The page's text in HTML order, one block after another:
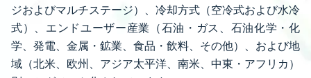
ジおよびマルチステージ）、冷却方式（空冷式および水冷
式）、エンドユーザー産業（石油・ガス、石油化学・化
学、発電、金属・鉱業、食品・飲料、その他）、および地
域（北米、欧州、アジア太平洋、南米、中東・アフリカ）